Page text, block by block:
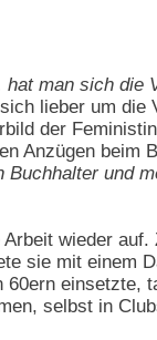
man sich die
lieber um die
der
Anzügen
Buchhalter und
wieder
sie mit einem
selbst in